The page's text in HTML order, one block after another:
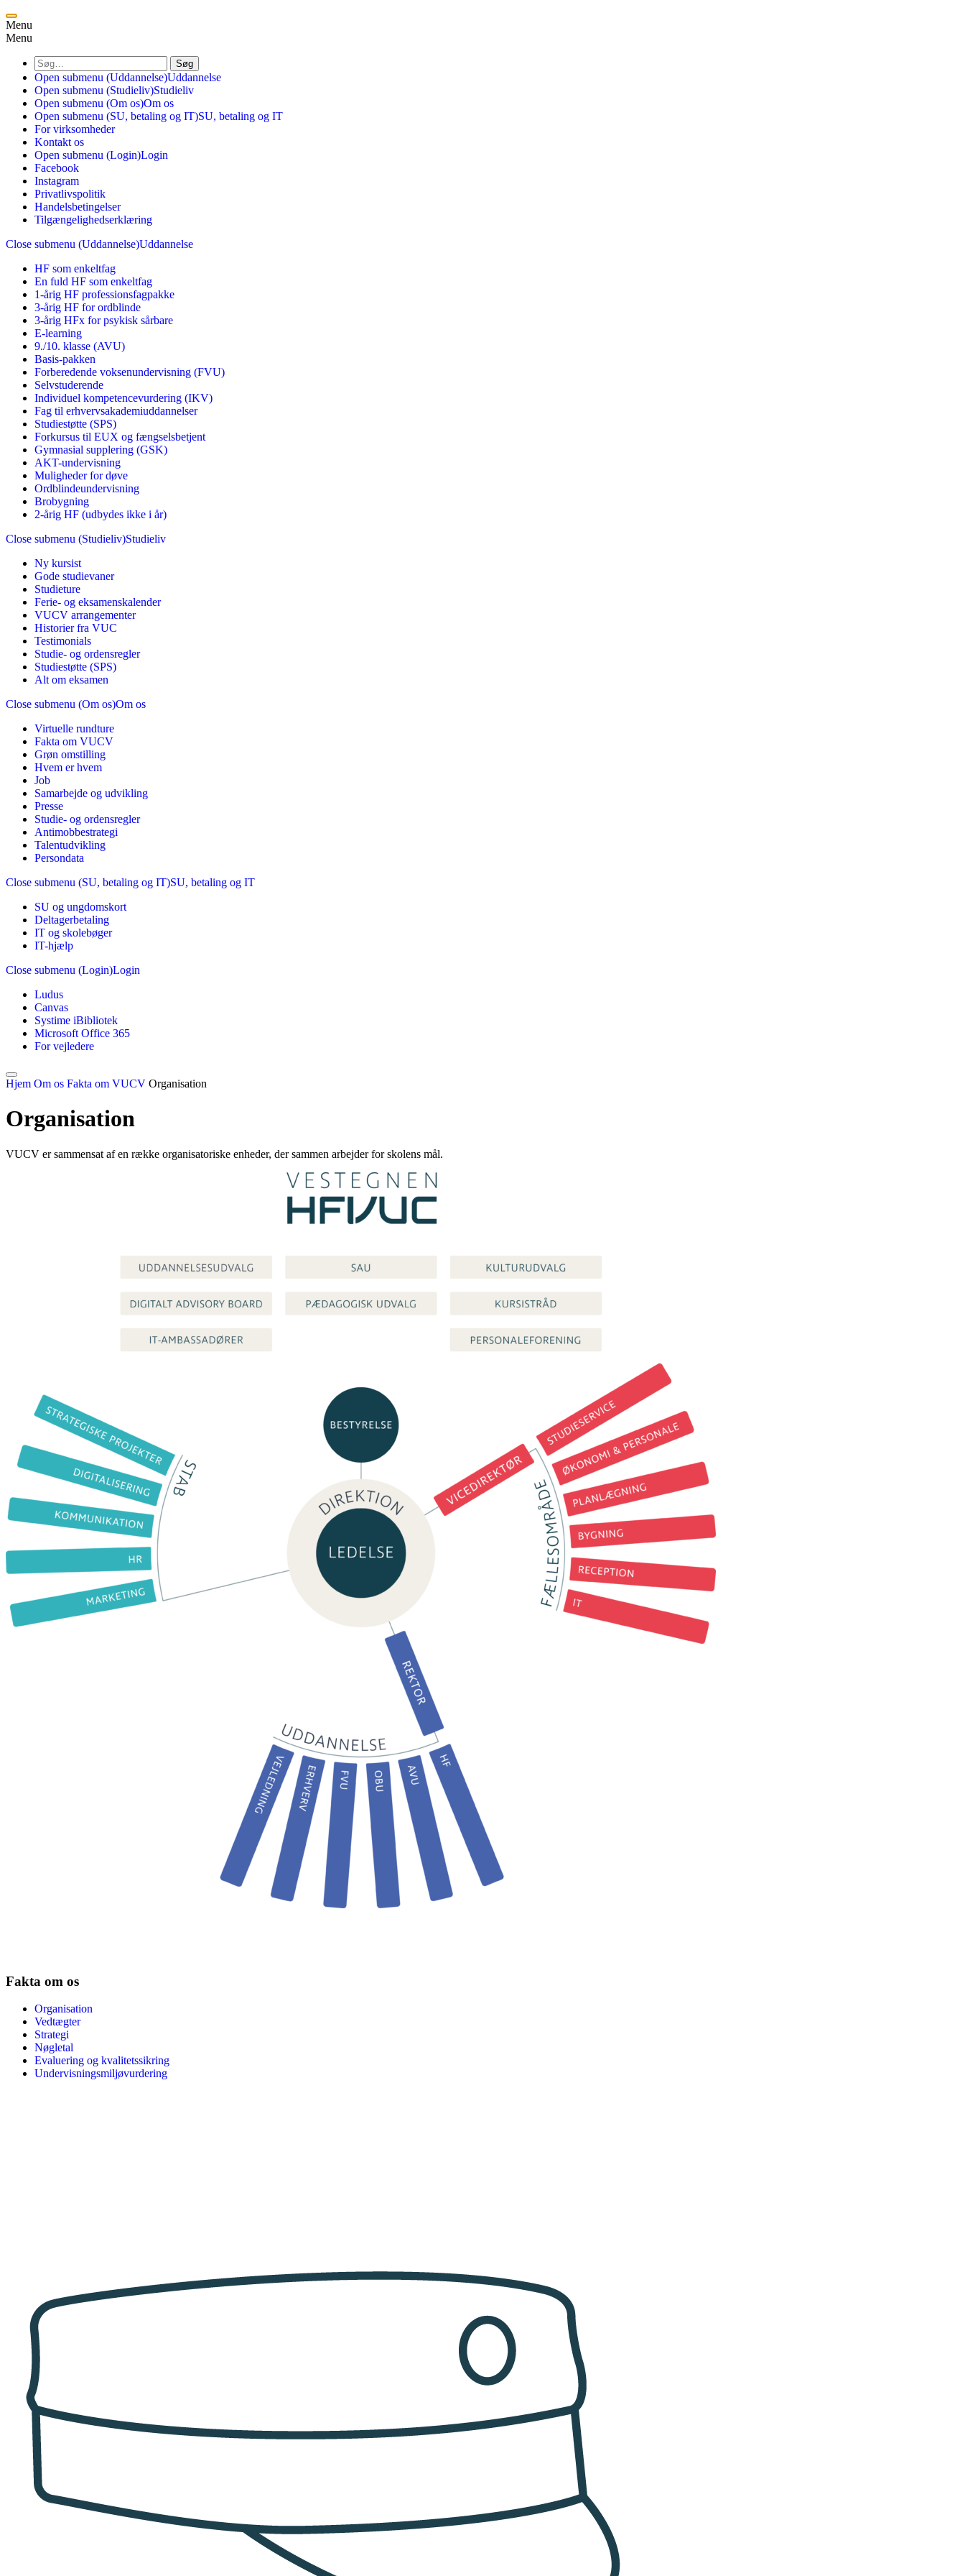
Menu
Menu
Søg
Open submenu (Uddannelse)Uddannelse
Open submenu (Studieliv)Studieliv
Open submenu (Om os)Om os
Open submenu (SU, betaling og IT)SU, betaling og IT
For virksomheder
Kontakt os
Open submenu (Login)Login
Facebook
Instagram
Privatlivspolitik
Handelsbetingelser
Tilgængelighedserklæring
Close submenu (Uddannelse)Uddannelse
HF som enkeltfag
En fuld HF som enkeltfag
1-årig HF professionsfagpakke
3-årig HF for ordblinde
3-årig HFx for psykisk sårbare
E-learning
9./10. klasse (AVU)
Basis-pakken
Forberedende voksenundervisning (FVU)
Selvstuderende
Individuel kompetencevurdering (IKV)
Fag til erhvervsakademiuddannelser
Studiestøtte (SPS)
Forkursus til EUX og fængselsbetjent
Gymnasial supplering (GSK)
AKT-undervisning
Muligheder for døve
Ordblindeundervisning
Brobygning
2-årig HF (udbydes ikke i år)
Close submenu (Studieliv)Studieliv
Ny kursist
Gode studievaner
Studieture
Ferie- og eksamenskalender
VUCV arrangementer
Historier fra VUC
Testimonials
Studie- og ordensregler
Studiestøtte (SPS)
Alt om eksamen
Close submenu (Om os)Om os
Virtuelle rundture
Fakta om VUCV
Grøn omstilling
Hvem er hvem
Job
Samarbejde og udvikling
Presse
Studie- og ordensregler
Antimobbestrategi
Talentudvikling
Persondata
Close submenu (SU, betaling og IT)SU, betaling og IT
SU og ungdomskort
Deltagerbetaling
IT og skolebøger
IT-hjælp
Close submenu (Login)Login
Ludus
Canvas
Systime iBibliotek
Microsoft Office 365
For vejledere
Hjem Om os Fakta om VUCV Organisation
Organisation
VUCV er sammensat af en række organisatoriske enheder, der sammen arbejder for skolens mål.
Fakta om os
Organisation
Vedtægter
Strategi
Nøgletal
Evaluering og kvalitetssikring
Undervisningsmiljøvurdering